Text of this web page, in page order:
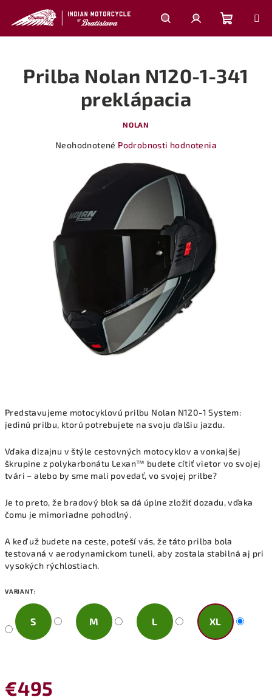
obsah
HľadaťPrihlásenie
košík
Predstavujeme motocyklovú prilbu Nolan N120-1 System:
jedinú prilbu, ktorú potrebujete na svoju ďalšiu jazdu.
Vďaka dizajnu v štýle cestovných motocyklov a vonkajšej
škrupine z polykarbonátu Lexan™ budete cítiť vietor vo svojej
tvári – alebo by sme mali povedať, vo svojej prilbe?
Je to preto, že bradový blok sa dá úplne zložiť dozadu, vďaka
čomu je mimoriadne pohodlný.
A keď už budete na ceste, poteší vás, že táto prilba bola
testovaná v aerodynamickom tuneli, aby zostala stabilná aj pri
vysokých rýchlostiach.
VARIANT:
S M L XL
€495
Prilba Nolan N120-1-341
preklápacia
NOLAN
Priemerné
hviezdičiek.
Neohodnotené Podrobnosti hodnotenia